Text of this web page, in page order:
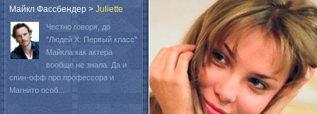
Майкл Фассбендер > Juliette
Честно говоря, до
"Людей Х: Первый класс"
Майкла как актера
вообще не знала. Да и
спин-офф про профессора и
Магнито особ...